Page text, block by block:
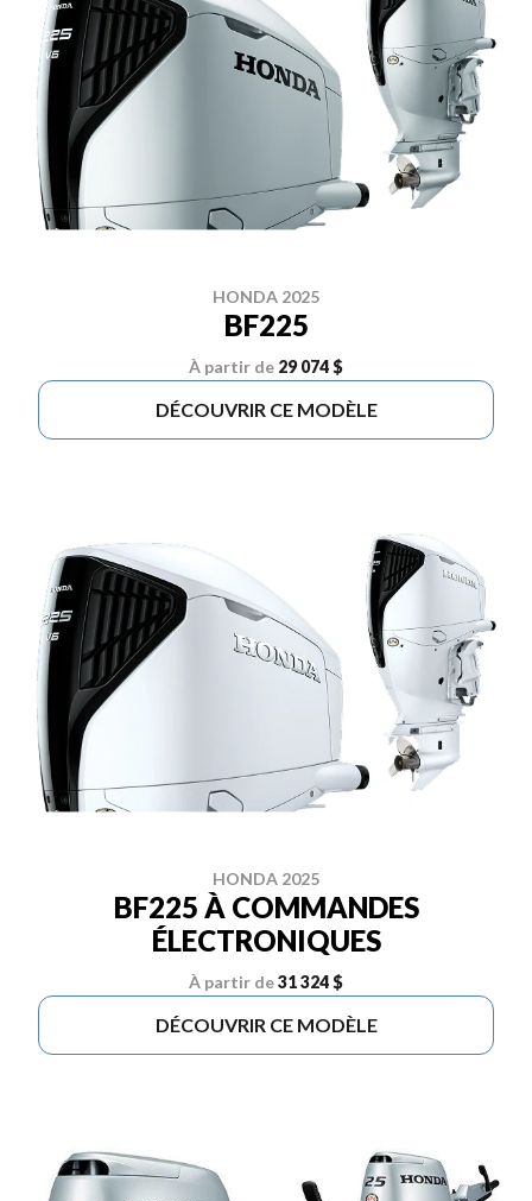
HONDA 2025
BF225
À partir de 29 074 $
DÉCOUVRIR CE MODÈLE
HONDA 2025
BF225 À COMMANDES
ÉLECTRONIQUES
À partir de31 324 $
DÉCOUVRIR CE MODÈLE